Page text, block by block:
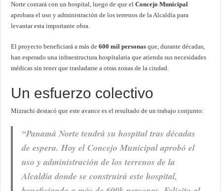
Norte contará con un hospital, luego de que elConcejo Municipal
aprobara el uso y administración de los terrenos de la Alcaldía para
levantar esta importante obra.
El proyecto beneficiará a más de600 mil personas que, durante décadas,
han esperado una infraestructura hospitalaria que atienda sus necesidades
médicas sin tener que trasladarse a otras zonas de la ciudad.
Un esfuerzo colectivo
Mizrachi destacó que este avance es el resultado de un trabajo conjunto:
“Panamá Norte tendrá su hospital tras décadas
de espera. Hoy el Concejo Municipal aprobó el
uso y administración de los terrenos de la
Alcaldía donde se construirá este hospital,